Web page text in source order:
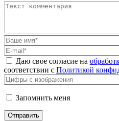
Даю свое согласие на
соответствии с Политикой
Запомнить меня